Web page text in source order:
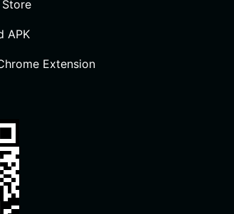
APK
Extension